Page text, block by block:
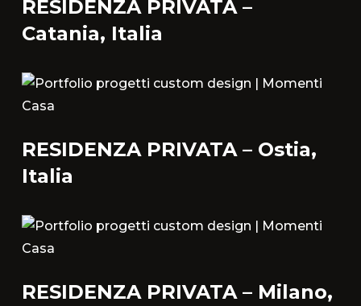
RESIDENZA PRIVATA –
Catania, Italia
RESIDENZA PRIVATA – Ostia,
Italia
RESIDENZA PRIVATA – Milano,